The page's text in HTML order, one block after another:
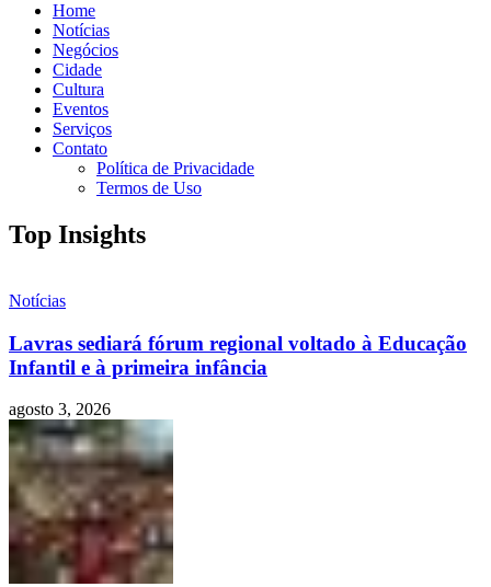
Home
Notícias
Negócios
Cidade
Cultura
Eventos
Serviços
Contato
Política de Privacidade
Termos de Uso
Top Insights
Notícias
Lavras sediará fórum regional voltado à Educação
Infantil e à primeira infância
agosto 3, 2026